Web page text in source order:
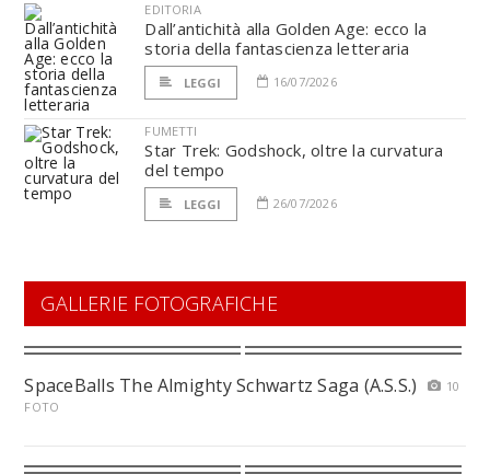
EDITORIA
Dall’antichità alla Golden Age: ecco la
storia della fantascienza letteraria
LEGGI 16/07/2026
FUMETTI
Star Trek: Godshock, oltre la curvatura
del tempo
LEGGI 26/07/2026
GALLERIE FOTOGRAFICHE
SpaceBalls The Almighty Schwartz Saga (A.S.S.)
10
FOTO